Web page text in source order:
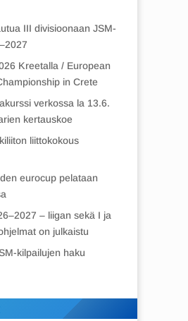
III divisioonaan JSM-
Kreetalla / European
in Crete
verkossa la 13.6.
kertauskoe
liittokokous
eurocup pelataan
– liigan sekä I ja
on julkaistu
kilpailujen haku